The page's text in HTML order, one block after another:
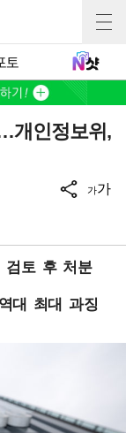
토
개인정보위,
가가
검토 후 처분
대 최대 과징